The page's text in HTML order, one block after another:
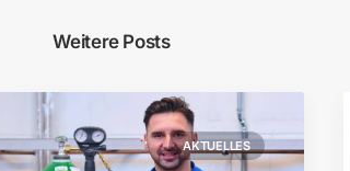
Weitere Posts
AKTUELLES